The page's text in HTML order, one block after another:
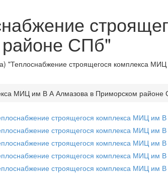
СПб"
"Теплоснабжение строящегося комплекса
МИЦ им В А Алмазова в Приморском районе